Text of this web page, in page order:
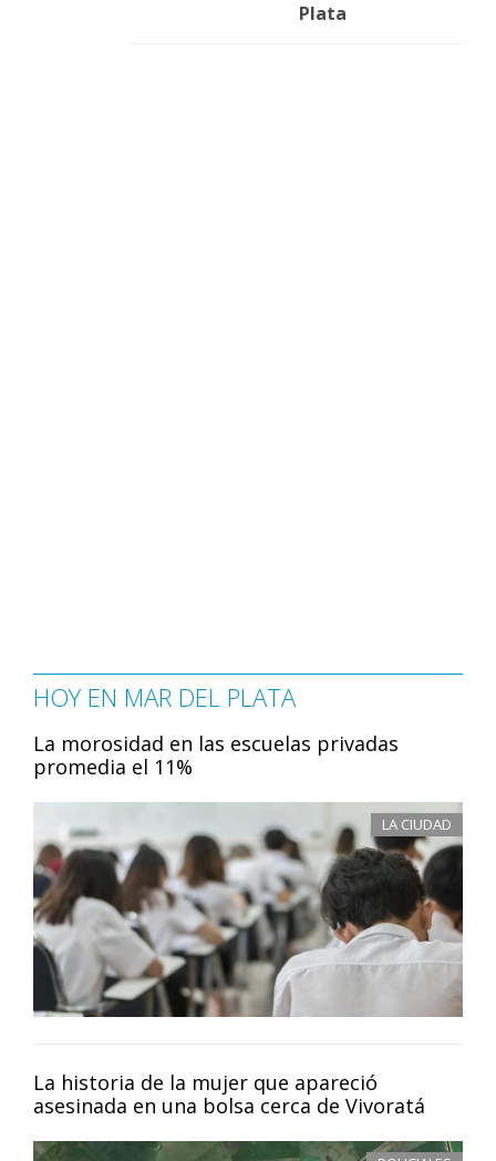
Plata
HOY EN MAR DEL PLATA
La morosidad en las escuelas privadas
promedia el 11%
LA CIUDAD
La historia de la mujer que apareció
asesinada en una bolsa cerca de Vivoratá